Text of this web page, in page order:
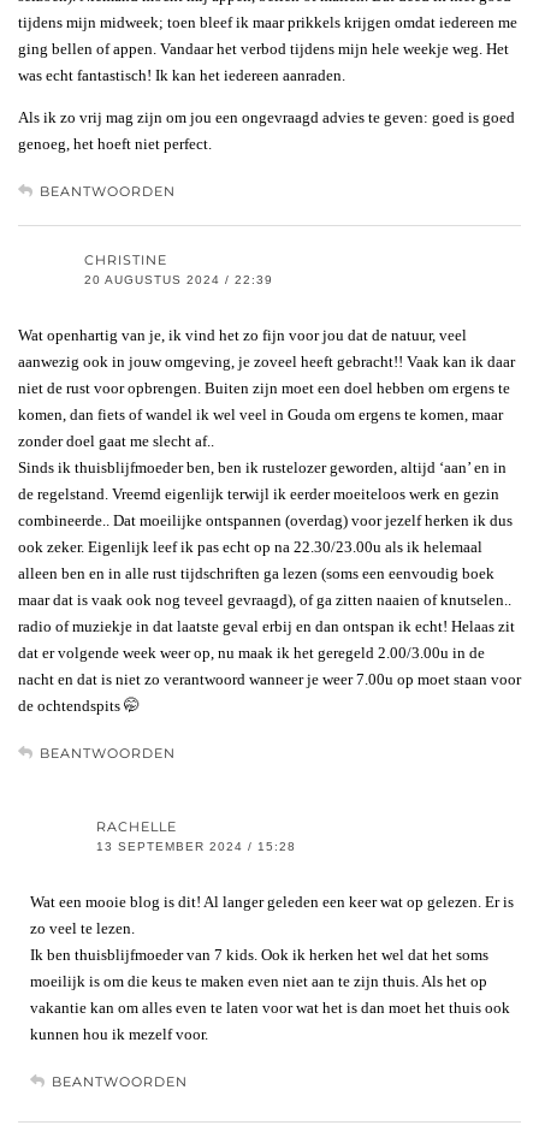
tijdens mijn midweek; toen bleef ik maar prikkels krijgen omdat iedereen me
ging bellen of appen. Vandaar het verbod tijdens mijn hele weekje weg. Het
was echt fantastisch! Ik kan het iedereen aanraden.
Als ik zo vrij mag zijn om jou een ongevraagd advies te geven: goed is goed
genoeg, het hoeft niet perfect.
BEANTWOORDEN
CHRISTINE
20 AUGUSTUS 2024 / 22:39
Wat openhartig van je, ik vind het zo fijn voor jou dat de natuur, veel
aanwezig ook in jouw omgeving, je zoveel heeft gebracht!! Vaak kan ik daar
niet de rust voor opbrengen. Buiten zijn moet een doel hebben om ergens te
komen, dan fiets of wandel ik wel veel in Gouda om ergens te komen, maar
zonder doel gaat me slecht af..
Sinds ik thuisblijfmoeder ben, ben ik rustelozer geworden, altijd ‘aan’ en in
de regelstand. Vreemd eigenlijk terwijl ik eerder moeiteloos werk en gezin
combineerde.. Dat moeilijke ontspannen (overdag) voor jezelf herken ik dus
ook zeker. Eigenlijk leef ik pas echt op na 22.30/23.00u als ik helemaal
alleen ben en in alle rust tijdschriften ga lezen (soms een eenvoudig boek
maar dat is vaak ook nog teveel gevraagd), of ga zitten naaien of knutselen..
radio of muziekje in dat laatste geval erbij en dan ontspan ik echt! Helaas zit
dat er volgende week weer op, nu maak ik het geregeld 2.00/3.00u in de
nacht en dat is niet zo verantwoord wanneer je weer 7.00u op moet staan voor
de ochtendspits 🤭
BEANTWOORDEN
RACHELLE
13 SEPTEMBER 2024 / 15:28
Wat een mooie blog is dit! Al langer geleden een keer wat op gelezen. Er is
zo veel te lezen.
Ik ben thuisblijfmoeder van 7 kids. Ook ik herken het wel dat het soms
moeilijk is om die keus te maken even niet aan te zijn thuis. Als het op
vakantie kan om alles even te laten voor wat het is dan moet het thuis ook
kunnen hou ik mezelf voor.
BEANTWOORDEN